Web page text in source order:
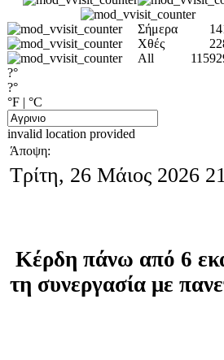
Σήμερα
Χθές
All
?°
?°
°F | °C
invalid location provided
Άποψη:
Τρίτη, 26 Μάιος 2026
Κέρδη πάνω από 6
τη συνεργασία με